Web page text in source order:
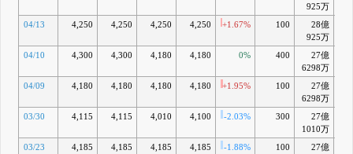
925万
04/13 4,250 4,250 4,250 4,250 +1.67% 100
28億
925万
04/10 4,300 4,300 4,180 4,180 0% 400
27億
6298万
04/09 4,180 4,180 4,180 4,180 +1.95% 100
27億
6298万
03/30 4,115 4,115 4,010 4,100 -2.03% 300
27億
1010万
03/23 4,185 4,185 4,185 4,185 -1.88% 100
27億